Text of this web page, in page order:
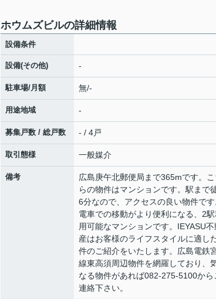
ホウムズビルの詳細情報
設備条件
設備(その他) -
駐車場/月額 無/-
用途地域 -
募集戸数 / 総戸数 - / 4戸
取引態様 一般媒介
備考
広島庚午北郵便局まで365mです。こ
らの物件はマンションです。駅まで
6分なので、アクセスの良い物件です
電車での移動がより便利になる、2駅
用可能なマンションです。IEYASU不
産はお客様のライフスタイルに適し
件のご紹介をいたします。広島電鉄
線東高須周辺物件を網羅しており、
なる物件があれば082-275-5100から
連絡下さい。